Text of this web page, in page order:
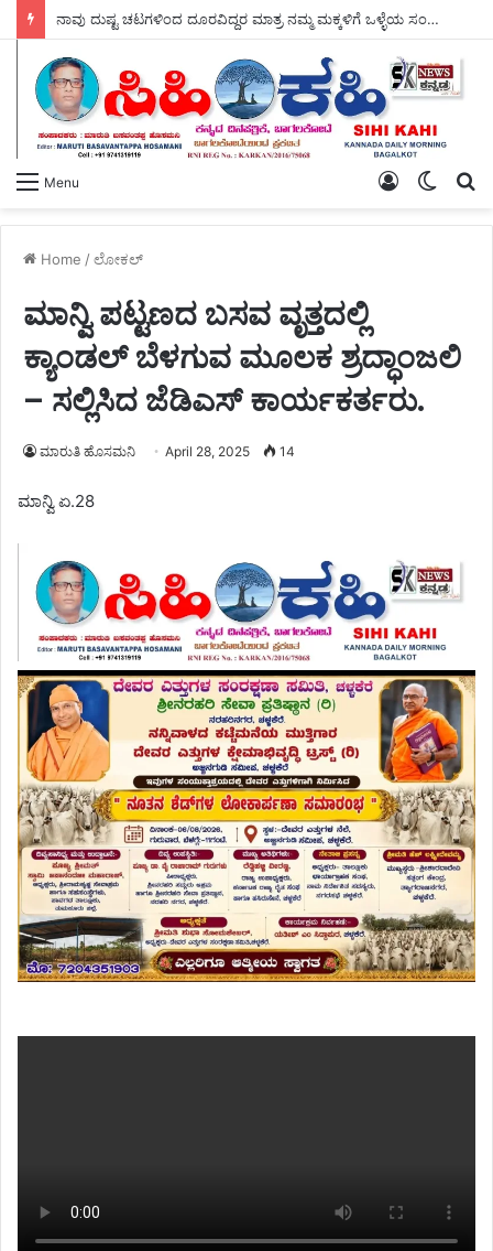
Menu
Switch
Log
Home /ಲೋಕಲ್
ಮಾನ್ವಿ ಪಟ್ಟಣದ ಬಸವ ವೃತ್ತದಲ್ಲಿ
ಕ್ಯಾಂಡಲ್ ಬೆಳಗುವ ಮೂಲಕ ಶ್ರದ್ಧಾಂಜಲಿ
– ಸಲ್ಲಿಸಿದ ಜೆಡಿಎಸ್ ಕಾರ್ಯಕರ್ತರು.
ಮಾರುತಿ ಹೊಸಮನಿ April 28, 2025 14
ಮಾನ್ವಿ ಏ.28